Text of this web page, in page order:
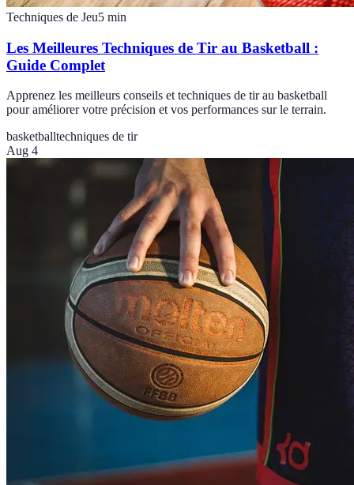
Techniques de Jeu5 min
Les Meilleures Techniques de Tir au Basketball :
Guide Complet
Apprenez les meilleurs conseils et techniques de tir au basketball
pour améliorer votre précision et vos performances sur le terrain.
basketballtechniques de tir
Aug 4